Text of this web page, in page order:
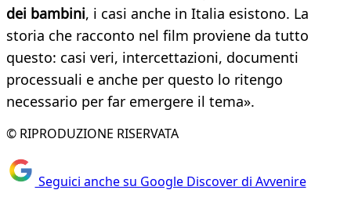
dei bambini, i casi anche in Italia esistono. La
storia che racconto nel film proviene da tutto
questo: casi veri, intercettazioni, documenti
processuali e anche per questo lo ritengo
necessario per far emergere il tema».
© RIPRODUZIONE RISERVATA
Seguici anche su Google Discover di Avvenire